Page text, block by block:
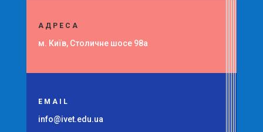
АДРЕСА
м. Київ, Столичне шосе 98а
EMAIL
info@ivet.edu.ua